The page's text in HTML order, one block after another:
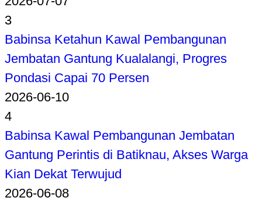
3
Babinsa Ketahun Kawal Pembangunan
Jembatan Gantung Kualalangi, Progres
Pondasi Capai 70 Persen
2026-06-10
4
Babinsa Kawal Pembangunan Jembatan
Gantung Perintis di Batiknau, Akses Warga
Kian Dekat Terwujud
2026-06-08